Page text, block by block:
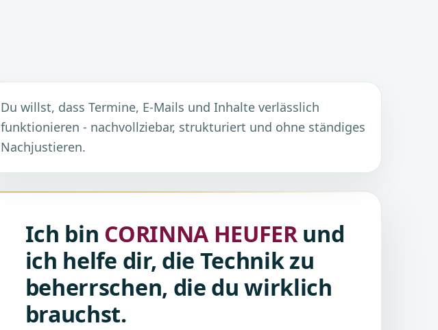
Du willst, dass Termine, E-Mails und Inhalte verlässlich
funktionieren - nachvollziebar, strukturiert und ohne ständiges
Nachjustieren.
Ich bin CORINNA HEUFERund
ich helfe dir, die Technik zu
beherrschen, die du wirklich
brauchst.